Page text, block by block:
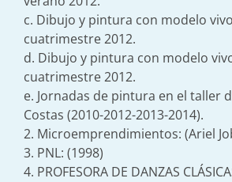
c. Dibujo y pintura con modelo
cuatrimestre 2012.
d. Dibujo y pintura con modelo
cuatrimestre 2012.
e. Jornadas de pintura en el taller
Costas (2010-2012-2013-2014).
2. Microemprendimientos: (Ariel
3. PNL: (1998)
4. PROFESORA DE DANZAS